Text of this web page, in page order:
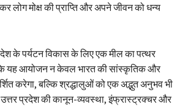
लोग मोक्ष की प्राप्ति और अपने जीवन को धन्य
के पर्यटन विकास के लिए एक मील का पत्थर
यह आयोजन न केवल भारत की सांस्कृतिक और
करेगा, बल्कि श्रद्धालुओं को एक अद्भुत अनुभव भी
प्रदेश की कानून-व्यवस्था, इंफ्रास्ट्रक्चर और